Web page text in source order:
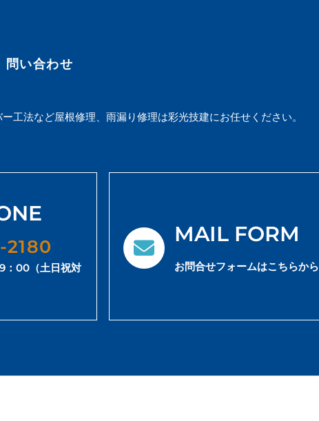
問い合わせ
工法など屋根修理、雨漏り修理は彩光技建にお任せください。
：00（土日祝対
MAIL FORM
お問合せフォームはこちらから